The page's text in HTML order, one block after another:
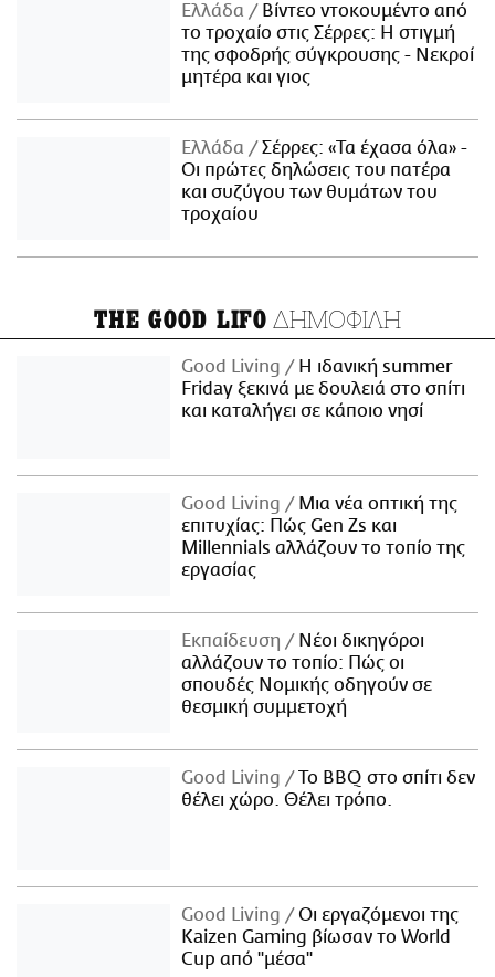
Ελλάδα
Βίντεο ντοκουμέντο από
το τροχαίο στις Σέρρες: Η στιγμή
της σφοδρής σύγκρουσης - Νεκροί
μητέρα και γιος
Ελλάδα
Σέρρες: «Τα έχασα όλα» -
Οι πρώτες δηλώσεις του πατέρα
και συζύγου των θυμάτων του
τροχαίου
THE GOOD LIFO ΔΗΜΟΦΙΛΗ
Good Living
Η ιδανική summer
Friday ξεκινά με δουλειά στο σπίτι
και καταλήγει σε κάποιο νησί
Good Living
Μια νέα οπτική της
επιτυχίας: Πώς Gen Zs και
Millennials αλλάζουν το τοπίο της
εργασίας
Εκπαίδευση
Νέοι δικηγόροι
αλλάζουν το τοπίο: Πώς οι
σπουδές Νομικής οδηγούν σε
θεσμική συμμετοχή
Good Living
Το BBQ στο σπίτι δεν
θέλει χώρο. Θέλει τρόπο.
Good Living
Οι εργαζόμενοι της
Kaizen Gaming βίωσαν το World
Cup από "μέσα"